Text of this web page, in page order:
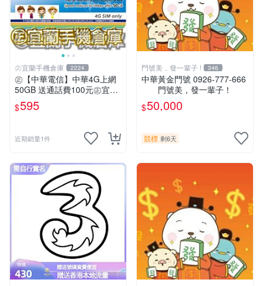
㊣宜蘭手機倉庫 2224
㊣【中華電信】中華4G上網
50GB 送通話費100元㊣宜蘭
手機倉庫
$595
近期銷量1件
門號美，發一輩子 ! 346
中華黃金門號 0926-777-666
門號美，發一輩子！
$50,000
競標 剩6天